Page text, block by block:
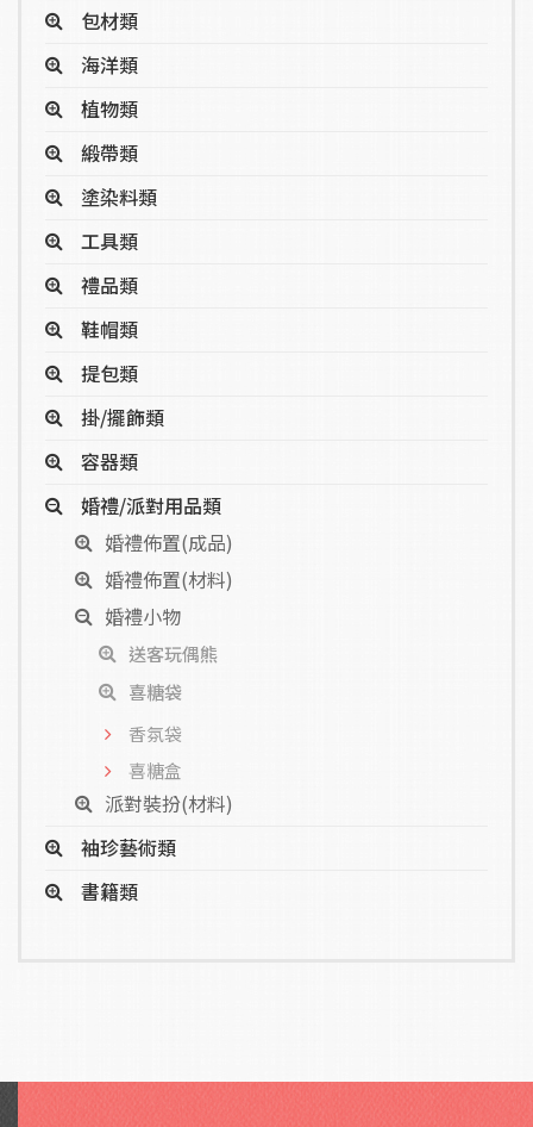
包材類
海洋類
植物類
緞帶類
塗染料類
工具類
禮品類
鞋帽類
提包類
掛/擺飾類
容器類
婚禮/派對用品類
婚禮佈置(成品)
婚禮佈置(材料)
婚禮小物
送客玩偶熊
喜糖袋
香氛袋
喜糖盒
派對裝扮(材料)
袖珍藝術類
書籍類